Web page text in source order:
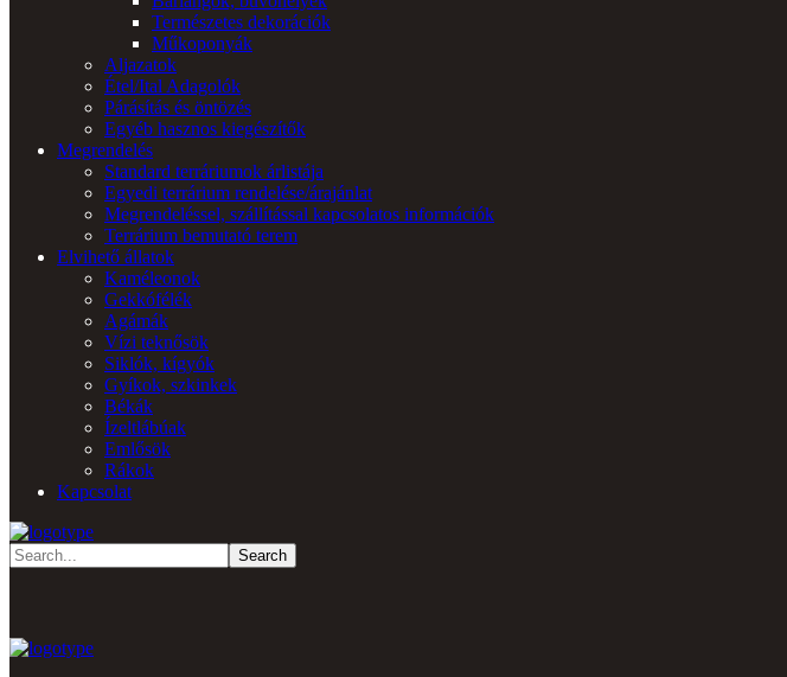
Természetes dekorációk
Műkoponyák
Aljazatok
Étel/Ital Adagolók
Párásítás és öntözés
Egyéb hasznos kiegészítők
Megrendelés
Standard terráriumok árlistája
Egyedi terrárium rendelése/árajánlat
Megrendeléssel, szállítással kapcsolatos információk
Terrárium bemutató terem
Elvihető állatok
Kaméleonok
Gekkófélék
Agámák
Vízi teknősök
Siklók, kígyók
Gyíkok, szkinkek
Békák
Ízeltlábúak
Emlősök
Rákok
Kapcsolat